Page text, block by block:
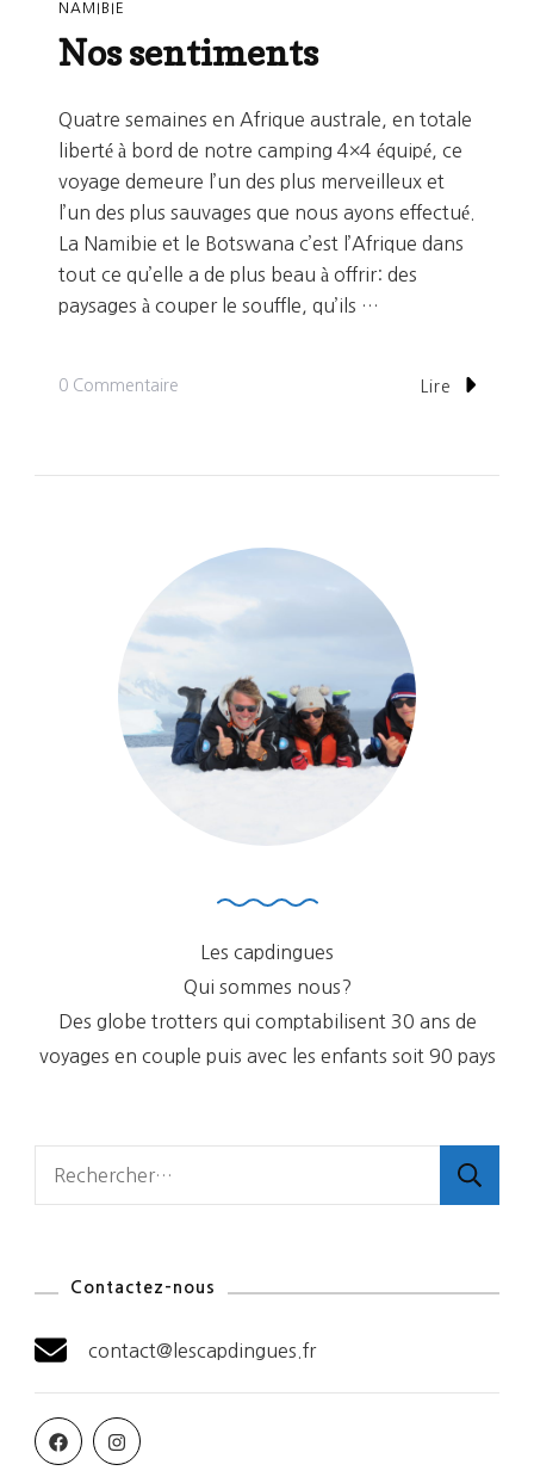
NAMIBIE
Nos sentiments
Quatre semaines en Afrique australe, en totale
liberté à bord de notre camping 4×4 équipé, ce
voyage demeure l’un des plus merveilleux et
l’un des plus sauvages que nous ayons effectué.
La Namibie et le Botswana c’est l’Afrique dans
tout ce qu’elle a de plus beau à offrir: des
paysages à couper le souffle, qu’ils …
0 Commentaire Lire
Les capdingues
Qui sommes nous?
Des globe trotters qui comptabilisent 30 ans de
voyages en couple puis avec les enfants soit 90 pays
Contactez-nous
contact@lescapdingues.fr